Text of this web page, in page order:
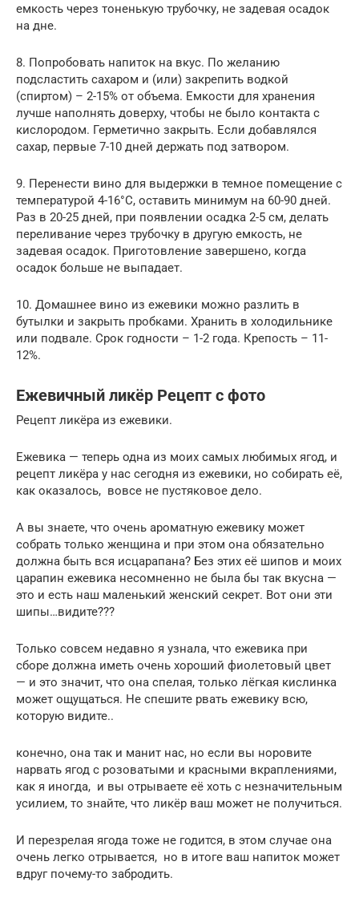
емкость через тоненькую трубочку, не задевая осадок
на дне.
8. Попробовать напиток на вкус. По желанию
подсластить сахаром и (или) закрепить водкой
(спиртом) – 2-15% от объема. Емкости для хранения
лучше наполнять доверху, чтобы не было контакта с
кислородом. Герметично закрыть. Если добавлялся
сахар, первые 7-10 дней держать под затвором.
9. Перенести вино для выдержки в темное помещение с
температурой 4-16°C, оставить минимум на 60-90 дней.
Раз в 20-25 дней, при появлении осадка 2-5 см, делать
переливание через трубочку в другую емкость, не
задевая осадок. Приготовление завершено, когда
осадок больше не выпадает.
10. Домашнее вино из ежевики можно разлить в
бутылки и закрыть пробками. Хранить в холодильнике
или подвале. Срок годности – 1-2 года. Крепость – 11-
12%.
Ежевичный ликёр Рецепт с фото
Рецепт ликёра из ежевики.
Ежевика — теперь одна из моих самых любимых ягод, и
рецепт ликёра у нас сегодня из ежевики, но собирать её,
как оказалось, вовсе не пустяковое дело.
А вы знаете, что очень ароматную ежевику может
собрать только женщина и при этом она обязательно
должна быть вся исцарапана? Без этих её шипов и моих
царапин ежевика несомненно не была бы так вкусна —
это и есть наш маленький женский секрет. Вот они эти
шипы…видите???
Только совсем недавно я узнала, что ежевика при
сборе должна иметь очень хороший фиолетовый цвет
— и это значит, что она спелая, только лёгкая кислинка
может ощущаться. Не спешите рвать ежевику всю,
которую видите..
конечно, она так и манит нас, но если вы норовите
нарвать ягод с розоватыми и красными вкраплениями,
как я иногда, и вы отрываете её хоть с незначительным
усилием, то знайте, что ликёр ваш может не получиться.
И перезрелая ягода тоже не годится, в этом случае она
очень легко отрывается, но в итоге ваш напиток может
вдруг почему-то забродить.